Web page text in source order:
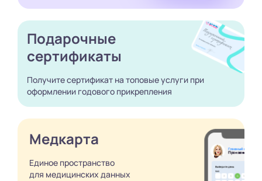
Подарочные
сертификаты
Получите сертификат на топовые услуги при
оформлении годового прикрепления
Медкарта
Единое пространство
для медицинских данных